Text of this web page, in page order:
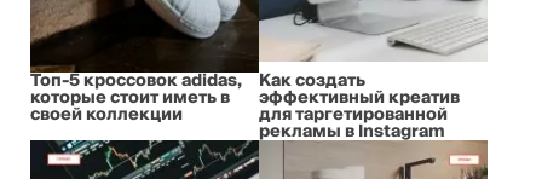
Топ-5 кроссовок adidas,
которые стоит иметь в
своей коллекции
Как создать
эффективный креатив
для таргетированной
рекламы в Instagram